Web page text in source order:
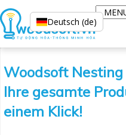
Woodsoft Nesting
Ihre gesamte
einem Klick!
Deutsch (de)